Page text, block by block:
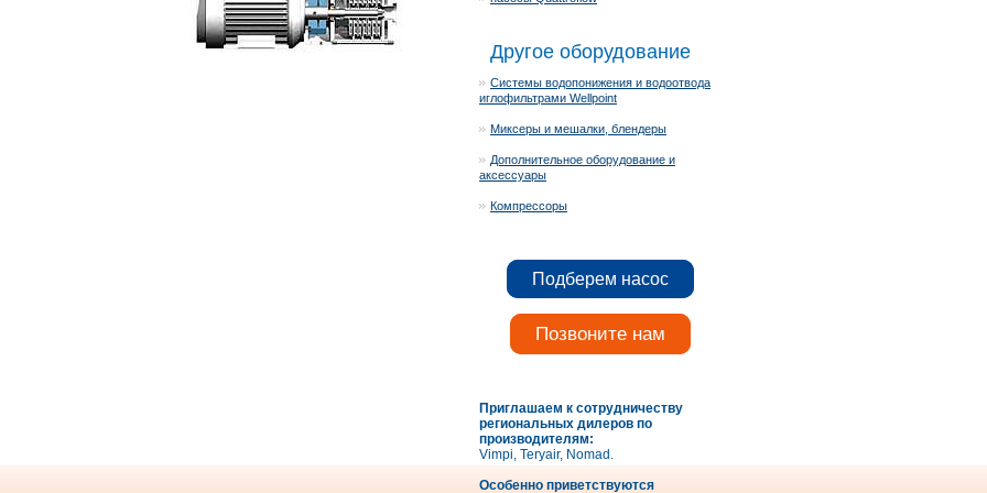
Другое оборудование
Системы водопонижения и водоотвода
иглофильтрами Wellpoint
Миксеры и мешалки, блендеры
Дополнительное оборудование и
аксессуары
Компрессоры
Подберем насос
Позвоните нам
Приглашаем к сотрудничеству
региональных дилеров по
производителям:
Vimpi, Teryair, Nomad.
Особенно приветствуются